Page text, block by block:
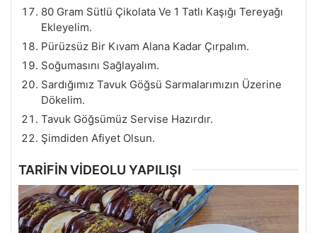
80 Gram Sütlü Çikolata Ve 1 Tatlı Kaşığı Tereyağı
Ekleyelim.
Pürüzsüz Bir Kıvam Alana Kadar Çırpalım.
Soğumasını Sağlayalım.
Sardığımız Tavuk Göğsü Sarmalarımızın Üzerine
Dökelim.
Tavuk Göğsümüz Servise Hazırdır.
Şimdiden Afiyet Olsun.
TARİFİN VİDEOLU YAPILIŞI